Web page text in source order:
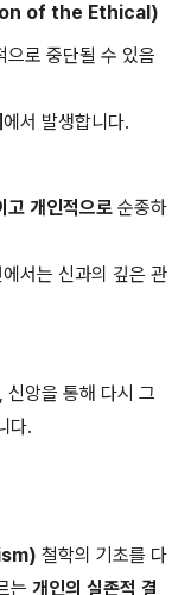
of the Ethical)
으로 중단될 수 있음
에서 발생합니다.
고 개인적으로 순종하
서는 신과의 깊은 관
신앙을 통해 다시 그
다.
철학의 기초를 다
는 개인의 실존적 결